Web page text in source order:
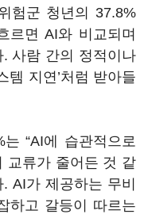
험군 청년의 37.8%
르면 AI와 비교되며
. 사람 간의 정적이나
템 지연’처럼 받아들
“AI에 습관적으로
교류가 줄어든 것 같
AI가 제공하는 무비
하고 갈등이 따르는